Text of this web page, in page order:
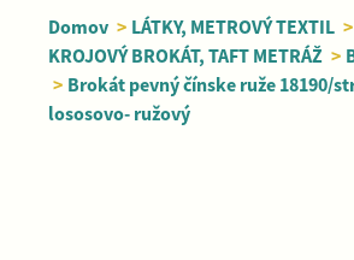
Domov > LÁTKY, METROVÝ TEXTIL >
KROJOVÝ BROKÁT, TAFT METRÁŽ >
> Brokát pevný čínske ruže 18190/
lososovo- ružový